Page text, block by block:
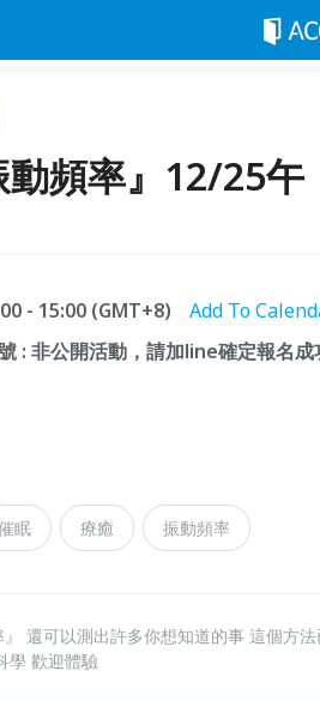
頻率』12/25午
- 15:00 (GMT+8)
Add To
: 非公開活動，請加line確定報名
眠 療癒 振動頻率
還可以測出許多你想知道的事 這個方
學 歡迎體驗